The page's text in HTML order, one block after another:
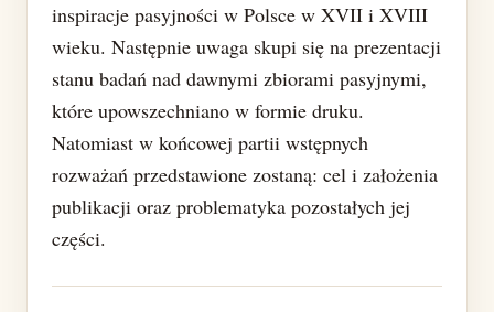
inspiracje pasyjności w Polsce w XVII i XVIII
wieku. Następnie uwaga skupi się na prezentacji
stanu badań nad dawnymi zbiorami pasyjnymi,
które upowszechniano w formie druku.
Natomiast w końcowej partii wstępnych
rozważań przedstawione zostaną: cel i założenia
publikacji oraz problematyka pozostałych jej
części.